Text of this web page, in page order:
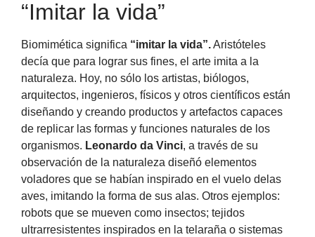
“Imitar la vida”
Biomimética significa “imitar la vida”.Aristóteles
decía que para lograr sus fines, el arte imita a la
naturaleza. Hoy, no sólo los artistas, biólogos,
arquitectos, ingenieros, físicos y otros científicos están
diseñando y creando productos y artefactos capaces
de replicar las formas y funciones naturales de los
organismos. Leonardo da Vinci, a través de su
observación de la naturaleza diseñó elementos
voladores que se habían inspirado en el vuelo delas
aves, imitando la forma de sus alas. Otros ejemplos:
robots que se mueven como insectos; tejidos
ultrarresistentes inspirados en la telaraña o sistemas